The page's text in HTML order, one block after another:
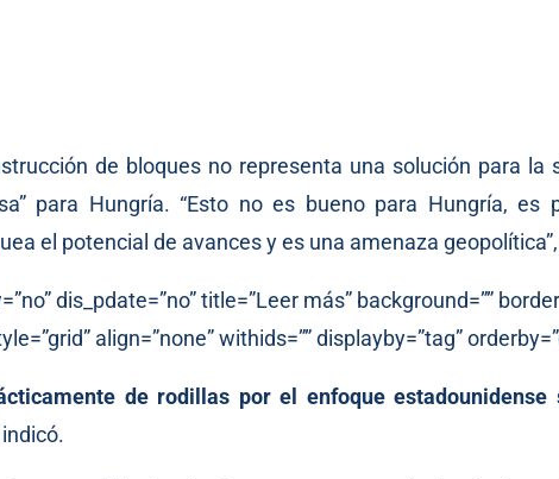
de bloques no representa una solución para la
para Hungría. “Esto no es bueno para Hungría, es
el potencial de avances y es una amenaza
dis_pdate=”no” title=”Leer más” background=””
align=”none” withids=”” displayby=”tag”
de rodillas por el enfoque estadounidense
indicó.